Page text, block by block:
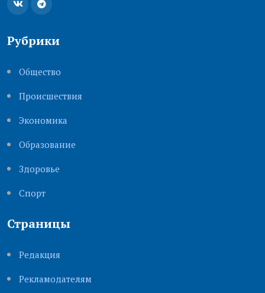
Рубрики
Общество
Происшествия
Экономика
Образование
Здоровье
Cпорт
Страницы
Редакция
Рекламодателям